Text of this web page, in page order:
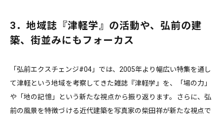
3．地域誌『津軽学』の活動や、弘前の建
築、街並みにもフォーカス
「弘前エクスチェンジ#04」では、2005年より幅広い特集を通し
て津軽という地域を考察してきた雑誌『津軽学』を、「場の力」
や「地の記憶」という新たな視点から振り返ります。さらに、弘
前の風景を特徴づける近代建築を写真家の柴田祥が新たな視点で